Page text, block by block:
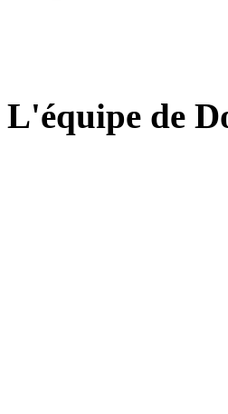
L'équipe de